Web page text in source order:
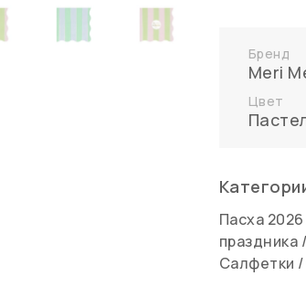
Бренд
Meri
Цвет
Пасха 2026
праздника /
Салфетки /